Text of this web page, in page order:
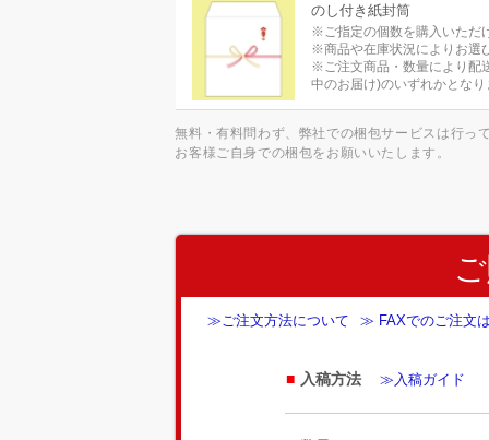
のし付き紙封筒
※ご指定の個数を購入いただ
※商品や在庫状況によりお選
※ご注文商品・数量により配
中のお届け)のいずれかとなり
無料・有料問わず、弊社での梱包サービスは行っ
お客様ご自身での梱包をお願いいたします。
≫ご注文方法について ≫ FAXでのご注文
入稿方法 ≫入稿ガイド